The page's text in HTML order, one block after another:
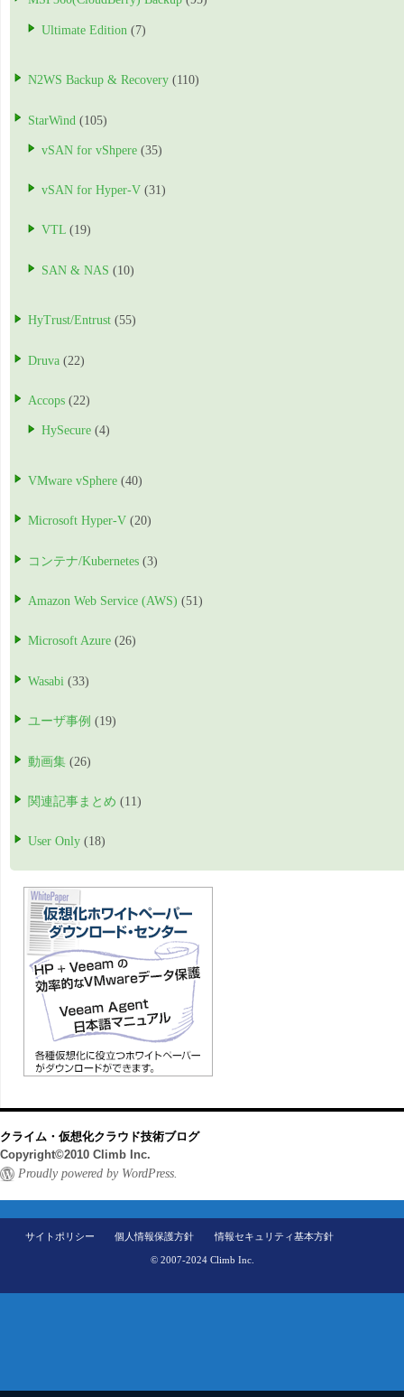
Ultimate Edition (7)
N2WS Backup & Recovery (110)
StarWind (105)
vSAN for vShpere (35)
vSAN for Hyper-V (31)
VTL (19)
SAN & NAS (10)
HyTrust/Entrust (55)
Druva (22)
Accops (22)
HySecure (4)
VMware vSphere (40)
Microsoft Hyper-V (20)
コンテナ/Kubernetes (3)
Amazon Web Service (AWS) (51)
Microsoft Azure (26)
Wasabi (33)
ユーザ事例 (19)
動画集 (26)
関連記事まとめ (11)
User Only (18)
クライム・仮想化クラウド技術ブログ
Copyright©2010 Climb Inc.
Proudly powered by WordPress.
サイトポリシー 個人情報保護方針 情報セキュリティ基本方針
© 2007-2024 Climb Inc.